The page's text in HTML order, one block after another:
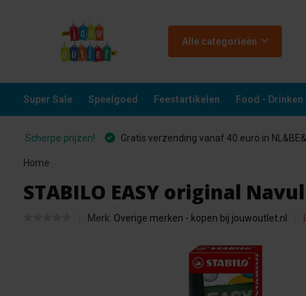
Alle categorieën
Super Sale Speelgoed Feestartikelen Food - Drinken
Scherpe prijzen! Gratis verzending vanaf 40 euro in
Home
STABILO EASY original
Merk: Overige merken - kopen bij jouwoutlet.nl